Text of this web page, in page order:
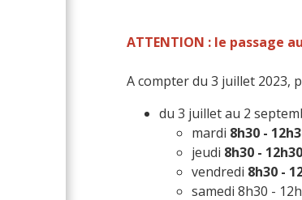
ATTENTION : le passage
A compter du 3 juillet 2023,
du 3 juillet au 2
mardi 8h30 -
jeudi 8h30 - 12h30
vendredi 8h30 -
samedi 8h30 -